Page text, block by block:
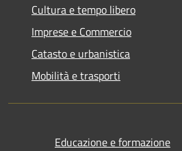
Cultura e tempo libero
Imprese e Commercio
Catasto e urbanistica
Mobilità e trasporti
Educazione e formazione